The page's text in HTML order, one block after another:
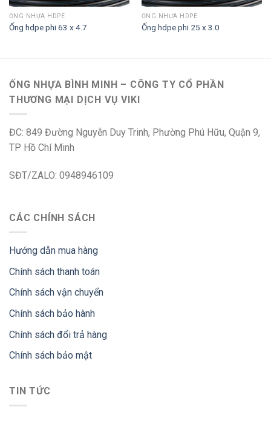
ỐNG NHỰA HDPE
Ống hdpe phi 63 x 4.7
ỐNG NHỰA HDPE
Ống hdpe phi 25 x 3.0
ỐNG NHỰA BÌNH MINH – CÔNG TY CỔ PHẦN
THƯƠNG MẠI DỊCH VỤ VIKI
ĐC: 849 Đường Nguyễn Duy Trinh, Phường Phú Hữu, Quận 9,
TP Hồ Chí Minh
SĐT/ZALO: 0948946109
CÁC CHÍNH SÁCH
Hướng dẫn mua hàng
Chính sách thanh toán
Chính sách vận chuyển
Chính sách bảo hành
Chính sách đổi trả hàng
Chính sách bảo mật
TIN TỨC